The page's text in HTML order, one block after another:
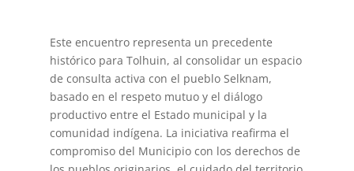
Este encuentro representa un precedente
histórico para Tolhuin, al consolidar un espacio
de consulta activa con el pueblo Selknam,
basado en el respeto mutuo y el diálogo
productivo entre el Estado municipal y la
comunidad indígena. La iniciativa reafirma el
compromiso del Municipio con los derechos de